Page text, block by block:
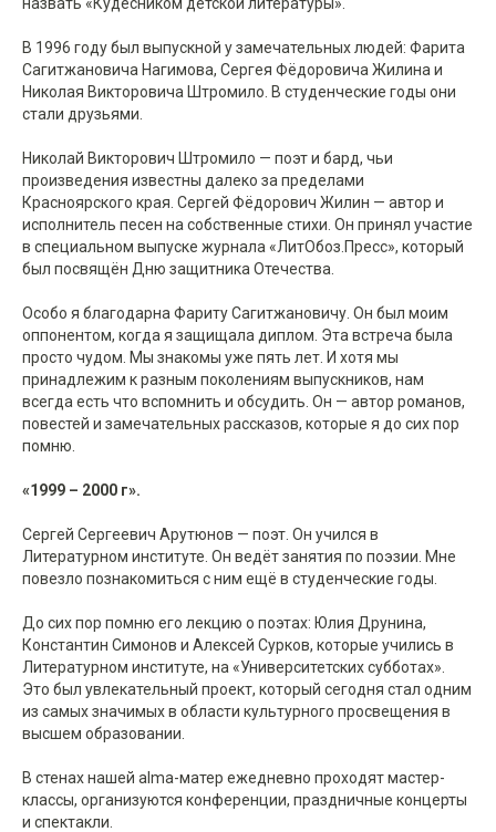
В 1996 году был выпускной у замечательных людей: Фарита
Сагитжановича Нагимова, Сергея Фёдоровича Жилина и
Николая Викторовича Штромило. В студенческие годы они
стали друзьями.
Николай Викторович Штромило — поэт и бард, чьи
произведения известны далеко за пределами
Красноярского края. Сергей Фёдорович Жилин — автор и
исполнитель песен на собственные стихи. Он принял участие
в специальном выпуске журнала «ЛитОбоз.Пресс», который
был посвящён Дню защитника Отечества.
Особо я благодарна Фариту Сагитжановичу. Он был моим
оппонентом, когда я защищала диплом. Эта встреча была
просто чудом. Мы знакомы уже пять лет. И хотя мы
принадлежим к разным поколениям выпускников, нам
всегда есть что вспомнить и обсудить. Он — автор романов,
повестей и замечательных рассказов, которые я до сих пор
помню.
«1999 – 2000 г».
Сергей Сергеевич Арутюнов — поэт. Он учился в
Литературном институте. Он ведёт занятия по поэзии. Мне
повезло познакомиться с ним ещё в студенческие годы.
До сих пор помню его лекцию о поэтах: Юлия Друнина,
Константин Симонов и Алексей Сурков, которые учились в
Литературном институте, на «Университетских субботах».
Это был увлекательный проект, который сегодня стал одним
из самых значимых в области культурного просвещения в
высшем образовании.
В стенах нашей alma-матер ежедневно проходят мастер-
классы, организуются конференции, праздничные концерты
и спектакли.